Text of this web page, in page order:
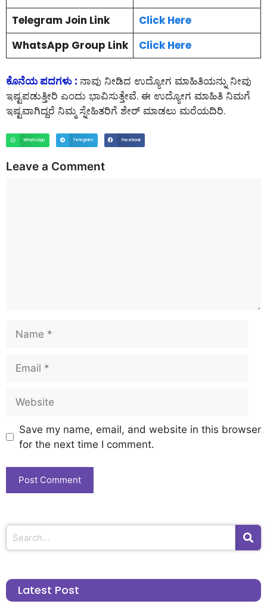
Telegram Join Link
Click Here
WhatsApp Group Link
Click Here
ಕೊನೆಯ ಪದಗಳು : ನಾವು ನೀಡಿದ ಉದ್ಯೋಗ ಮಾಹಿತಿಯನ್ನು ನೀವು
ಇಷ್ಟಪಡುತ್ತೀರಿ ಎಂದು ಭಾವಿಸುತ್ತೇವೆ. ಈ ಉದ್ಯೋಗ ಮಾಹಿತಿ ನಿಮಗೆ
ಇಷ್ಟವಾಗಿದ್ದರೆ ನಿಮ್ಮ ಸ್ನೇಹಿತರಿಗೆ ಶೇರ್ ಮಾಡಲು ಮರೆಯದಿರಿ.
WhatsApp Telegram Facebook
Leave a Comment
Save my name, email, and website in this browser
for the next time I comment.
Latest Post